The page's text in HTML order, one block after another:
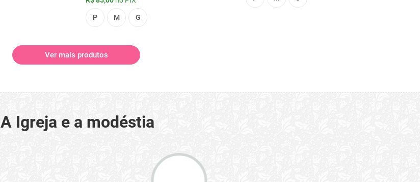
P M G
Ver mais produtos
A Igreja e a modéstia